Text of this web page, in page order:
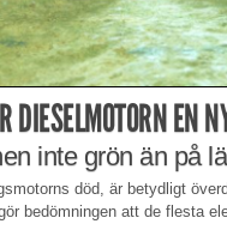
DIESELMOTORN EN
inte grön än på
död, är betydligt
bedömningen att de flesta